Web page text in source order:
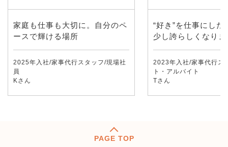
家庭も仕事も大切に。自分のペ
ースで輝ける場所
2025年入社/家事代行スタッフ/現場社
員
Kさん
“好き”を仕事にした
少し誇らしくなり
2023年入社/家事代行ス
ト・アルバイト
Tさん
PAGE TOP